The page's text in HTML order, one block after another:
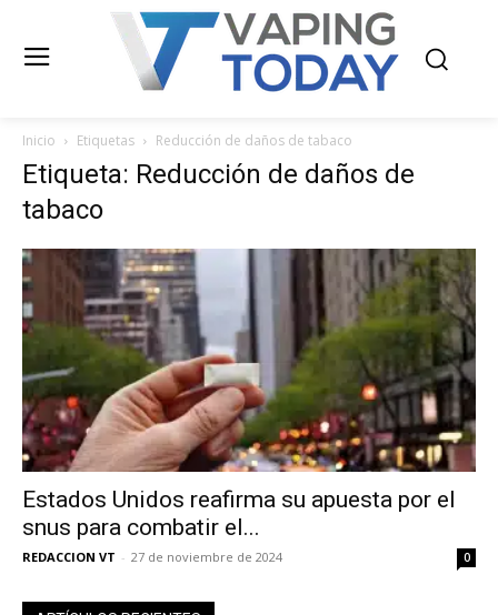
Inicio Etiquetas Reducción de daños de tabaco
Etiqueta: Reducción de daños de
tabaco
Estados Unidos reafirma su apuesta por el
snus para combatir el...
REDACCION VT - 27 de noviembre de 2024 0